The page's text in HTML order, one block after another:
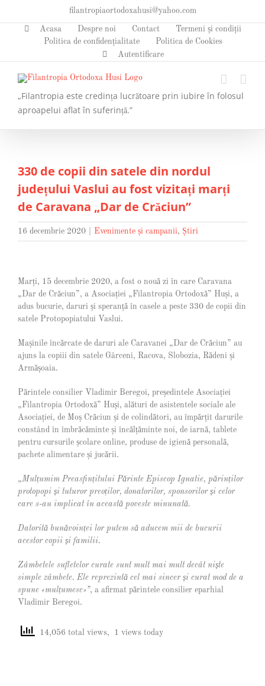
content
filantropiaortodoxahusi@yahoo.com
Acasa Despre noi Contact
Termeni și condiții
Politica de confidențialitate
Politica de Cookies
Autentificare
„Filantropia este credința lucrătoare prin iubire în folosul
aproapelui aflat în suferință.”
330 de copii din satele din nordul
județului Vaslui au fost vizitați marți
de Caravana „Dar de Crăciun”
16 decembrie 2020 Evenimente și campanii, Știri
Image
Marți, 15 decembrie 2020, a fost o nouă zi în care Caravana
„Dar de Crăciun”, a Asociației „Filantropia Ortodoxă” Huși, a
adus bucurie, daruri și speranță în casele a peste 330 de copii din
satele Protopopiatului Vaslui.
Mașinile încărcate de daruri ale Caravanei „Dar de Crăciun” au
ajuns la copiii din satele Gârceni, Racova, Slobozia, Rădeni și
Armășoaia.
Părintele consilier Vladimir Beregoi, președintele Asociației
„Filantropia Ortodoxă” Huși, alături de asistentele sociale ale
Asociației, de Moș Crăciun și de colindători, au împărțit darurile
constând în îmbrăcăminte și încălțăminte noi, de iarnă, tablete
pentru cursurile școlare online, produse de igienă personală,
pachete alimentare și jucării.
„ Mulțumim Preasfințitului Părinte Episcop Ignatie, părinților
protopopi și tuturor preoților, donatorilor, sponsorilor și celor
care s-au implicat în această poveste minunată.
Datorită bunăvoinței lor putem să aducem mii de bucurii
acestor copii și familii.
Zâmbetele sufletelor curate sunt mult mai mult decât niște
simple zâmbete. Ele reprezintă cel mai sincer și curat mod de a
spune «mulțumesc»”, a afirmat părintele consilier eparhial
Vladimir Beregoi.
14,056 total views, 1 views today